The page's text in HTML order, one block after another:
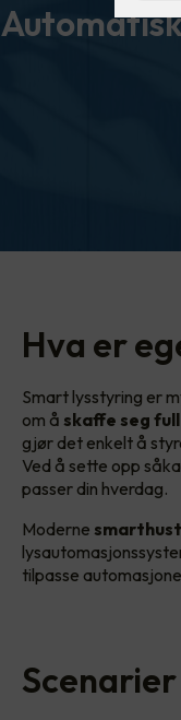
Hva er
Smart lysstyring er
om å skaffe seg
gjør det enkelt å
Ved å sette opp
passer din hverdag.
Moderne
tilpasse